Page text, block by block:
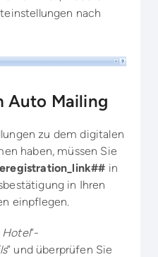
nach
Auto Mailing
zu dem digitalen
haben, müssen Sie
in
in Ihren
einpflegen.
Hotel”-
” und überprüfen Sie